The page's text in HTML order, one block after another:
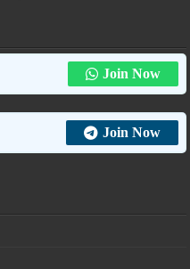
Join Now
Join Now